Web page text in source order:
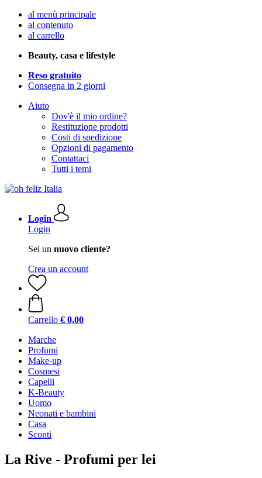
al menù principale
al contenuto
al carrello
Beauty, casa e lifestyle
Reso gratuito
Consegna in 2 giorni
Aiuto
Dov'è il mio ordine?
Restituzione prodotti
Costi di spedizione
Opzioni di pagamento
Contattaci
Tutti i temi
Login
Login
Sei un nuovo cliente?
Crea un account
Carrello € 0,00
Marche
Profumi
Make-up
Cosmesi
Capelli
K-Beauty
Uomo
Neonati e bambini
Casa
Sconti
La Rive - Profumi per lei